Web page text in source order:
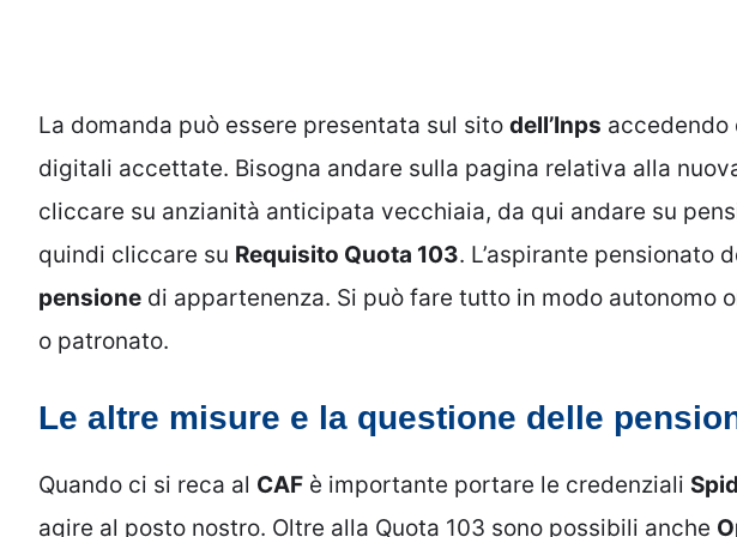
La domanda può essere presentata sul sito dell’Inps accedendo
digitali accettate. Bisogna andare sulla pagina relativa alla
cliccare su anzianità anticipata vecchiaia, da qui andare su
quindi cliccare su Requisito Quota 103. L’aspirante pensionato
pensione di appartenenza. Si può fare tutto in modo autonomo
o patronato.
Le altre misure e la questione delle
Quando ci si reca al CAF è importante portare le credenziali Spid
agire al posto nostro. Oltre alla Quota 103 sono possibili anche